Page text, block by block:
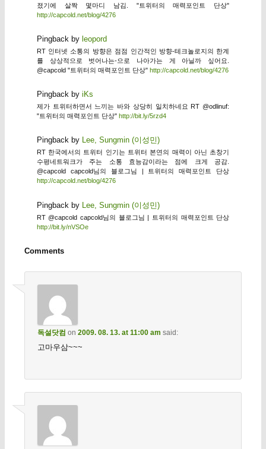
졌기에 살짝 몇마디 남김. "트위터의 매력포인트 단상"
http://capcold.net/blog/4276
Pingback by leopord
RT 인터넷 소통의 방향은 점점 인간적인 방향-테크놀로지의 한계
를 상상적으로 벗어나는-으로 나아가는 게 아닐까 싶어요.
@capcold "트위터의 매력포인트 단상" http://capcold.net/blog/4276
Pingback by iKs
제가 트위터하면서 느끼는 바와 상당히 일치하네요 RT @odlinuf:
"트위터의 매력포인트 단상" http://bit.ly/5rzd4
Pingback by Lee, Sungmin (이성민)
RT 한국에서의 트위터 인기는 트위터 본연의 매력이 아닌 초창기
수평네트워크가 주는 소통 효능감이라는 점에 크게 공감.
@capcold capcold님의 블로그님 | 트위터의 매력포인트 단상
http://capcold.net/blog/4276
Pingback by Lee, Sungmin (이성민)
RT @capcold capcold님의 블로그님 | 트위터의 매력포인트 단상
http://bit.ly/nVSOe
Comments
독설닷컴 on 2009. 08. 13. at 11:00 am said:
고마우삼~~~